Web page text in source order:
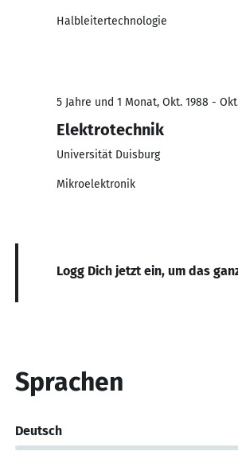
Halbleitertechnologie
5 Jahre und 1 Monat, Okt. 1988 -
Elektrotechnik
Universität Duisburg
Mikroelektronik
Logg Dich jetzt ein, um das
Sprachen
Deutsch